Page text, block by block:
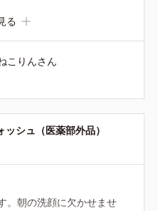
度で、快適に使えているの
る
こりんさん
シュ（医薬部外品）
。朝の洗顔に欠かせませ